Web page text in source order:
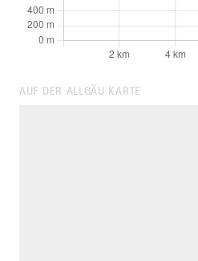
AUF DER ALLGÄU KARTE